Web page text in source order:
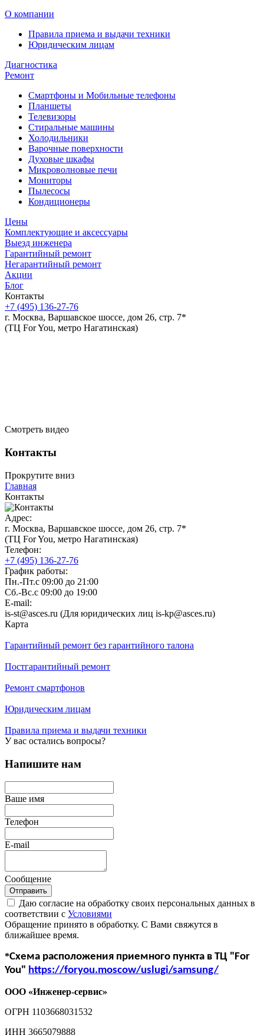
О компании
Правила приема и выдачи техники
Юридическим лицам
Диагностика
Ремонт
Смартфоны и Мобильные телефоны
Планшеты
Телевизоры
Стиральные машины
Холодильники
Варочные поверхности
Духовые шкафы
Микроволновые печи
Мониторы
Пылесосы
Кондиционеры
Цены
Комплектующие и аксессуары
Выезд инженера
Гарантийный ремонт
Негарантийный ремонт
Акции
Блог
Контакты
+7 (495) 136-27-76
г. Москва, Варшавское шоссе, дом 26, стр. 7*
(ТЦ For You, метро Нагатинская)
Смотреть видео
Контакты
Прокрутите вниз
Главная
Контакты
Адрес:
г. Москва, Варшавское шоссе, дом 26, стр. 7*
(ТЦ For You, метро Нагатинская)
Телефон:
+7 (495) 136-27-76
График работы:
Пн.-Пт.с 09:00 до 21:00
Сб.-Вс.с 09:00 до 19:00
E-mail:
is-st@asces.ru (Для юридических лиц is-kp@asces.ru)
Карта
Гарантийный ремонт без гарантийного талона
Постгарантийный ремонт
Ремонт смартфонов
Юридическим лицам
Правила приема и выдачи техники
У вас остались вопросы?
Напишите нам
Ваше имя
Телефон
E-mail
Сообщение
Отправить
Даю согласие на обработку своих персональных данных в
соответствии с Условиями
Обращение принято в обработку. С Вами свяжутся в
ближайшее время.
*Схема расположения приемного пункта в ТЦ "For
You" https://foryou.moscow/uslugi/samsung/
ООО «Инженер-сервис»
ОГРН 1103668031532
ИНН 3665079888